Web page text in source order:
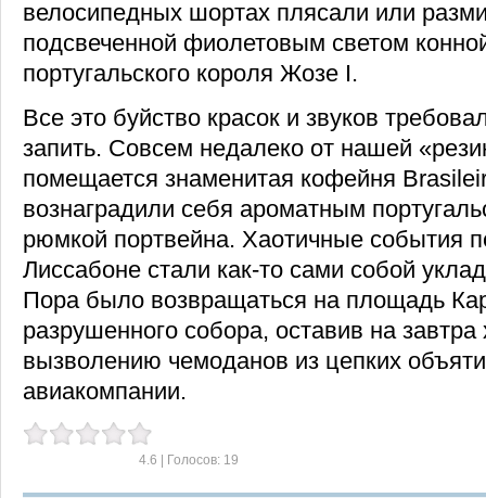
велосипедных шортах плясали или
подсвеченной фиолетовым светом
португальского короля Жозе I.
Все это буйство красок и звуков
запить. Совсем недалеко от нашей
помещается знаменитая кофейня
вознаградили себя ароматным
рюмкой портвейна. Хаотичные события
Лиссабоне стали как-то сами собой
Пора было возвращаться на площадь
разрушенного собора, оставив на
вызволению чемоданов из цепких
авиакомпании.
4.6 | Голосов: 19